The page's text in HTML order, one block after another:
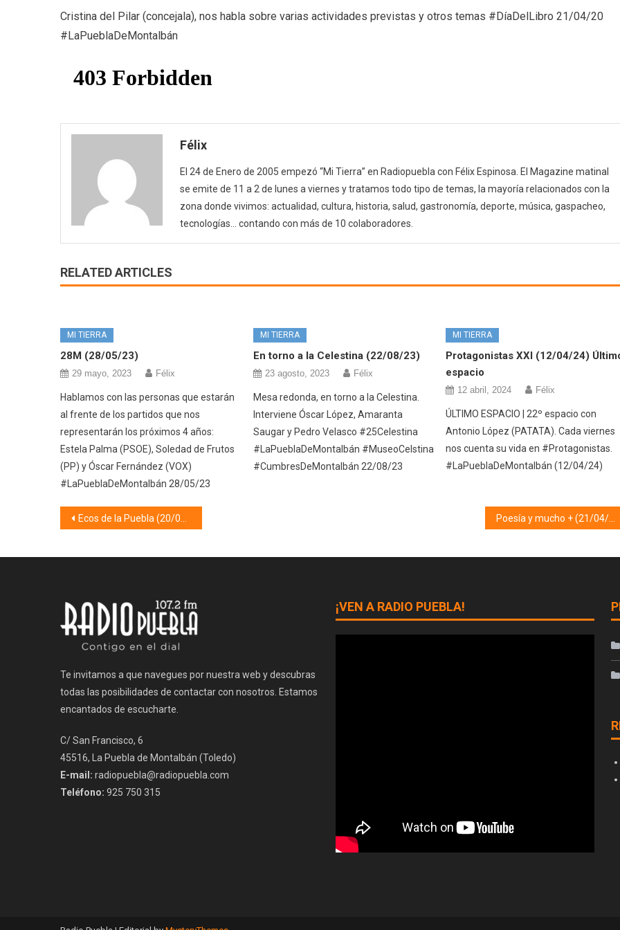
de
Cristina del Pilar (concejala), nos habla sobre varias actividades previstas y otros temas #DíaDelLibro 21/04/20
#LaPueblaDeMontalbán
Félix
El 24 de Enero de 2005 empezó “Mi Tierra” en Radiopuebla con Félix Espinosa. El Magazine matinal
se emite de 11 a 2 de lunes a viernes y tratamos todo tipo de temas, la mayoría relacionados con la
zona donde vivimos: actualidad, cultura, historia, salud, gastronomía, deporte, música, gaspacheo,
tecnologías… contando con más de 10 colaboradores.
RELATED ARTICLES
MI TIERRA
28M (28/05/23)
29 mayo, 2023 Félix
Hablamos con las personas que estarán
al frente de los partidos que nos
representarán los próximos 4 años:
Estela Palma (PSOE), Soledad de Frutos
(PP) y Óscar Fernández (VOX)
#LaPueblaDeMontalbán 28/05/23
MI TIERRA
En torno a la Celestina (22/08/23)
23 agosto, 2023 Félix
Mesa redonda, en torno a la Celestina.
Interviene Óscar López, Amaranta
Saugar y Pedro Velasco #25Celestina
#LaPueblaDeMontalbán #MuseoCelstina
#CumbresDeMontalbán 22/08/23
MI TIERRA
Protagonistas XXI (12/04/24)
espacio
12 abril, 2024 Félix
ÚLTIMO ESPACIO | 22º espacio con
Antonio López (PATATA). Cada viernes
nos cuenta su vida en #Protagonistas.
#LaPueblaDeMontalbán (12/04/24)
Navegación
Ecos de la Puebla (20/04/20)
Te invitamos a que navegues por nuestra web y descubras
todas las posibilidades de contactar con nosotros. Estamos
encantados de escucharte.
C/ San Francisco, 6
45516, La Puebla de Montalbán (Toledo)
E-mail: radiopuebla@radiopuebla.com
Teléfono: 925 750 315
¡VEN A RADIO PUEBLA!